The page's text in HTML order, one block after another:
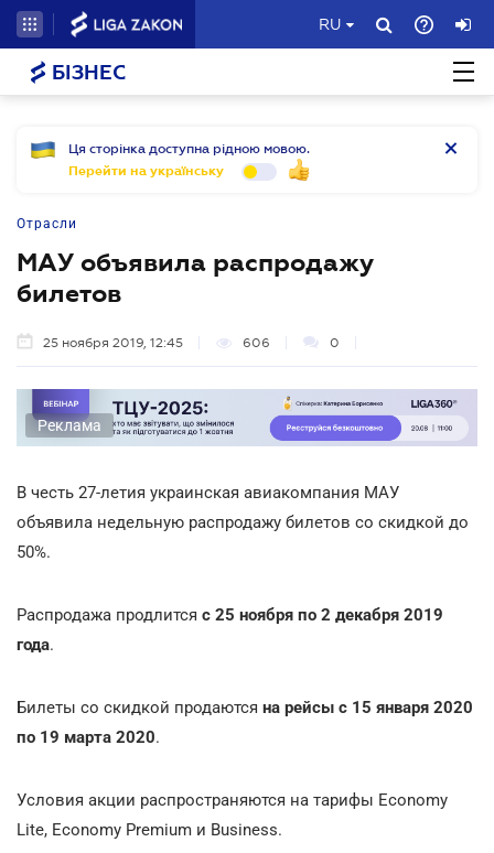
RU
БІЗНЕС
Ця сторінка доступна рідною мовою.
Перейти на українську
Отрасли
МАУ объявила распродажу
билетов
25 ноября 2019, 12:45 606 0
Реклама
В честь 27-летия украинская авиакомпания МАУ
объявила недельную распродажу билетов со скидкой до
50%.
Распродажа продлится с 25 ноября по 2 декабря 2019
года.
Билеты со скидкой продаются на рейсы с 15 января 2020
по 19 марта 2020.
Условия акции распространяются на тарифы Economy
Lite, Economy Premium и Business.